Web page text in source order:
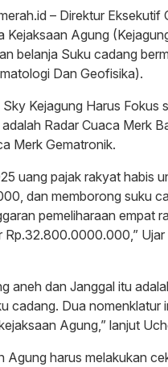
– Direktur
Kejaksaan Agung
belanja Suku cadang
Dan Geofisika).
Kejagung Harus Fokus
Radar Cuaca Merk
Merk Gematronik.
uang pajak rakyat habis
dan memborong suku
pemeliharaan empat
Rp.32.800.0000.000,”
aneh dan Janggal itu
cadang. Dua nomenklatur
Agung,” lanjut
Agung harus melakukan